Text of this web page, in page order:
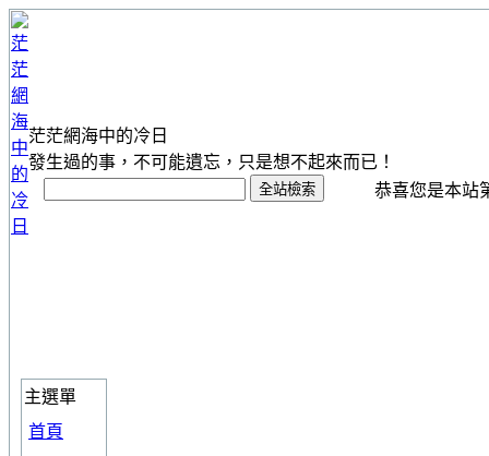
茫茫網海中的冷日
發生過的事，不可能遺忘，只是想不起來而已！
恭喜您是本站
主選單
首頁